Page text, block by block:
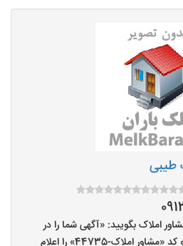
طیبی
املاک بگویید: «آگهی شما را در
سایت ملک باران دیده ام و کد «مشاور املاک-44735» را اعلام